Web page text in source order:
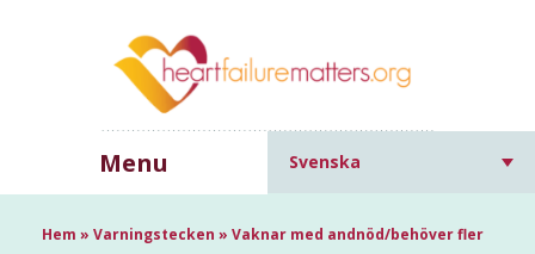
Menu Svenska
Hem » Varningstecken » Vaknar med andnöd/behöver fler